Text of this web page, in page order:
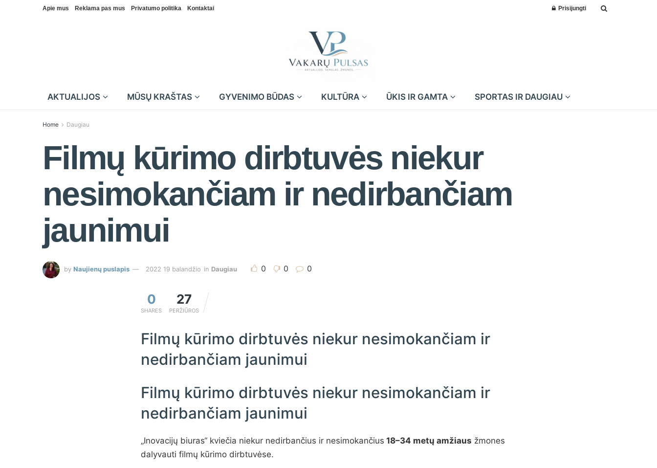
Apie mus Reklama pas mus Privatumo politika Kontaktai Prisijungti
AKTUALIJOS MŪSŲ KRAŠTAS GYVENIMO BŪDAS KULTŪRA ŪKIS IR GAMTA SPORTAS IR DAUGIAU
Home Daugiau
Filmų kūrimo dirbtuvės niekur
nesimokančiam ir nedirbančiam
jaunimui
by Naujienų puslapis 2022 19 balandžio in Daugiau 0 0 0
0
SHARES
27
PERŽIŪROS
Filmų kūrimo dirbtuvės niekur nesimokančiam ir
nedirbančiam jaunimui
Filmų kūrimo dirbtuvės niekur nesimokančiam ir
nedirbančiam jaunimui
„Inovacijų biuras“ kviečia niekur nedirbančius ir nesimokančius 18–34 metų amžiaus žmones
dalyvauti filmų kūrimo dirbtuvėse.